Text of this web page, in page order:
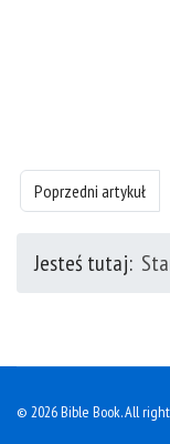
Poprzedni artykuł: 1
Poprzedni artykuł
Jesteś tutaj:
© 2026 Bible Book. All